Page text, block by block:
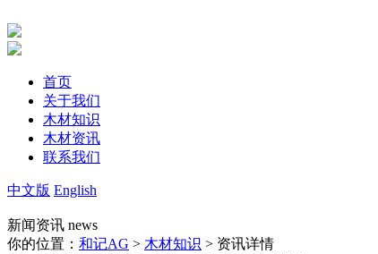
首页
关于我们
木材知识
木材资讯
联系我们
中文版 English
新闻资讯 news
你的位置： 和记AG > 木材知识 > 资讯详情